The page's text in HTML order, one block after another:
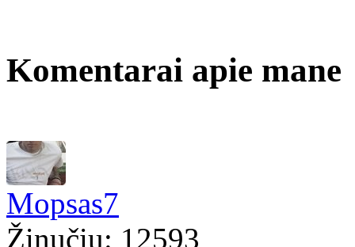
Komentarai apie mane
Mopsas7
Žinučių: 12593